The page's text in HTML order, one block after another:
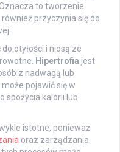
to tworzenie
przyczynia się do
otyłości i niosą ze
Hipertrofia jest
z nadwagą lub
może pojawić się w
spożycia kalorii lub
istotne, ponieważ
oraz zarządzania